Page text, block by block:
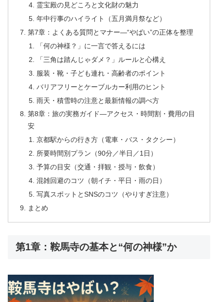
霊宝殿の見どころと文化財の魅力
年中行事のハイライト（五月満月祭など）
第7章：よくある質問とマナー—“やばい”の正体を整理
「何の神様？」に一言で答えるには
「三角は踏んじゃダメ？」ルールと心構え
服装・靴・子ども連れ・高齢者のポイント
バリアフリーとケーブルカー利用のヒント
雨天・積雪時の注意と最新情報の調べ方
第8章：旅の実務ガイド—アクセス・時間割・費用の目
安
京都駅からの行き方（電車・バス・タクシー）
所要時間別プラン（90分／半日／1日）
予算の目安（交通・拝観・授与・飲食）
混雑回避のコツ（朝イチ・平日・雨の日）
写真スポットとSNSのコツ（やりすぎ注意）
まとめ
第1章：鞍馬寺の基本と“何の神様”か